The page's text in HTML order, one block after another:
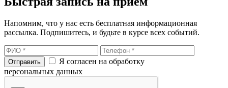
Напомним, что у нас есть бесплатная информационная
рассылка. Подпишитесь, и будьте в курсе всех событий.
Я согласен на обработку
персональных данных